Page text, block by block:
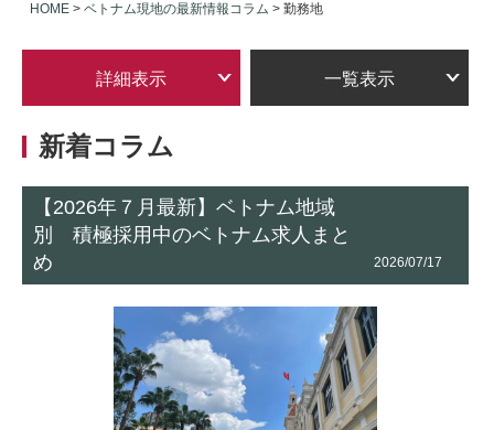
HOME > ベトナム現地の最新情報コラム > 勤務地
詳細表示 一覧表示
新着コラム
【2026年７月最新】ベトナム地域
別 積極採用中のベトナム求人まと
め
2026/07/17